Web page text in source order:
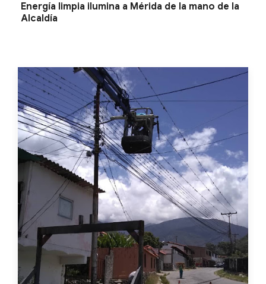
Energía limpia ilumina a Mérida de la mano de la
Alcaldía